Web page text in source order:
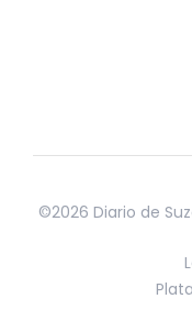
©2026 Diario de